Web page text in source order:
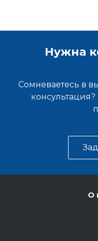
Нужна
Сомневаетесь в
О